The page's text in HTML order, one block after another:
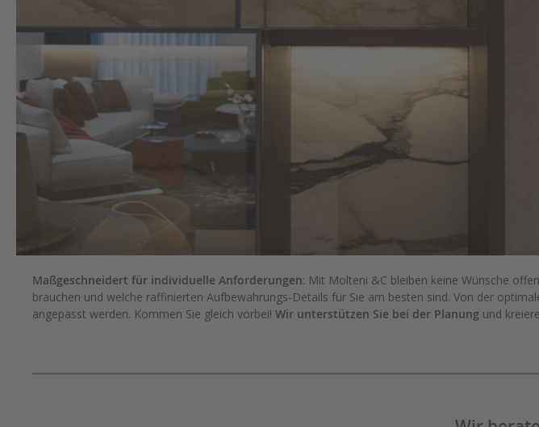
Maßgeschneidert für individuelle Anforderungen: Mit Molteni &C bleiben keine Wünsche
brauchen und welche raffinierten Aufbewahrungs-Details für Sie am besten sind. Von der
angepasst werden. Kommen Sie gleich vorbei! Wir unterstützen Sie bei der Planung und